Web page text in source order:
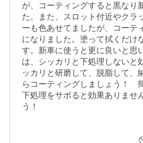
が、コーティングすると黒なり
た。また、スロット付近やクラ
ーも色あせてましたが、コーテ
になりました。塗って拭くだけ
す。新車に使うと更に良いと思
は、シッカリと下処理しないと
ッカリと研磨して、脱脂して、
らコーティングしましょう！　
下処理をサボると効果ありませ
う！